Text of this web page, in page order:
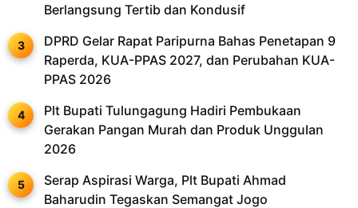
Berlangsung Tertib dan Kondusif
DPRD Gelar Rapat Paripurna Bahas Penetapan 9
Raperda, KUA-PPAS 2027, dan Perubahan KUA-
PPAS 2026
Plt Bupati Tulungagung Hadiri Pembukaan
Gerakan Pangan Murah dan Produk Unggulan
2026
Serap Aspirasi Warga, Plt Bupati Ahmad
Baharudin Tegaskan Semangat Jogo